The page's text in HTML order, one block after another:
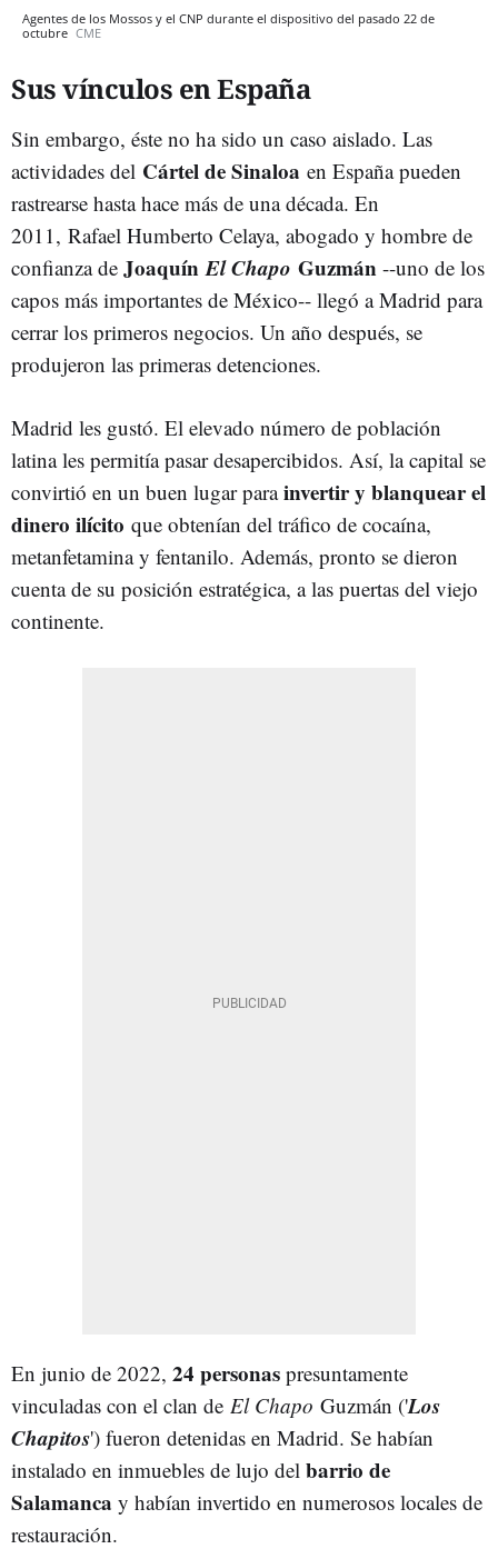
Agentes de los Mossos y el CNP durante el dispositivo del pasado 22 de
octubre CME
Sus vínculos en España
Sin embargo, éste no ha sido un caso aislado. Las
actividades del Cártel de Sinaloa en España pueden
rastrearse hasta hace más de una década. En
2011, Rafael Humberto Celaya, abogado y hombre de
confianza de JoaquínEl Chapo Guzmán --uno de los
capos más importantes de México-- llegó a Madrid para
cerrar los primeros negocios. Un año después, se
produjeron las primeras detenciones.
Madrid les gustó. El elevado número de población
latina les permitía pasar desapercibidos. Así, la capital se
convirtió en un buen lugar parainvertir y blanquear el
dinero ilícito que obtenían del tráfico de cocaína,
metanfetamina y fentanilo. Además, pronto se dieron
cuenta de su posición estratégica, a las puertas del viejo
continente.
En junio de 2022, 24 personas presuntamente
vinculadas con el clan de El Chapo Guzmán ('Los
Chapitos') fueron detenidas en Madrid. Se habían
instalado en inmuebles de lujo del barrio de
Salamanca y habían invertido en numerosos locales de
restauración.